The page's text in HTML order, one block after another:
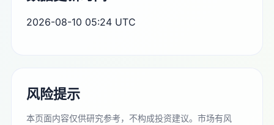
2026-08-10 05:24 UTC
风险提示
本页面内容仅供研究参考，不构成投资建议。市场有风